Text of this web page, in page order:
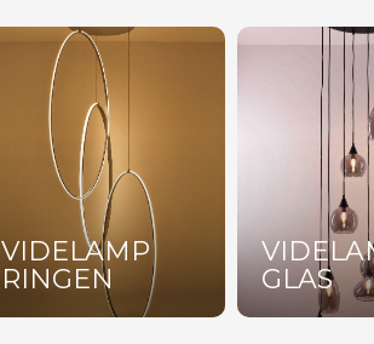
VIDELAMP
RINGEN
GLAS